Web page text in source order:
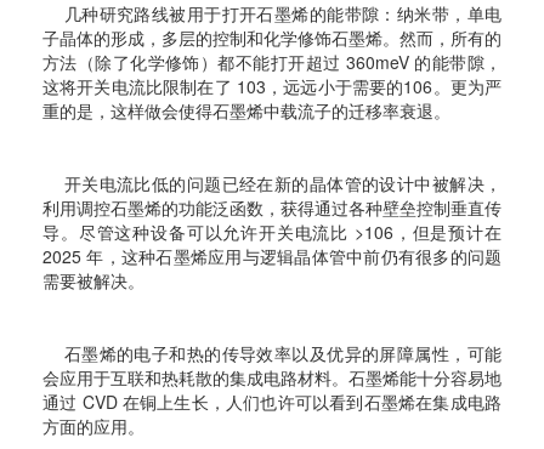
几种研究路线被用于打开石墨烯的能带隙：纳米带，单电
子晶体的形成，多层的控制和化学修饰石墨烯。然而，所有的
方法（除了化学修饰）都不能打开超过 360meV 的能带隙，
这将开关电流比限制在了 103，远远小于需要的106。更为严
重的是，这样做会使得石墨烯中载流子的迁移率衰退。
开关电流比低的问题已经在新的晶体管的设计中被解决，
利用调控石墨烯的功能泛函数，获得通过各种壁垒控制垂直传
导。尽管这种设备可以允许开关电流比 >106，但是预计在
2025 年，这种石墨烯应用与逻辑晶体管中前仍有很多的问题
需要被解决。
石墨烯的电子和热的传导效率以及优异的屏障属性，可能
会应用于互联和热耗散的集成电路材料。石墨烯能十分容易地
通过 CVD 在铜上生长，人们也许可以看到石墨烯在集成电路
方面的应用。